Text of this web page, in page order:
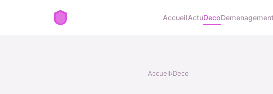
AccueilActuDeco
Accueil›Deco